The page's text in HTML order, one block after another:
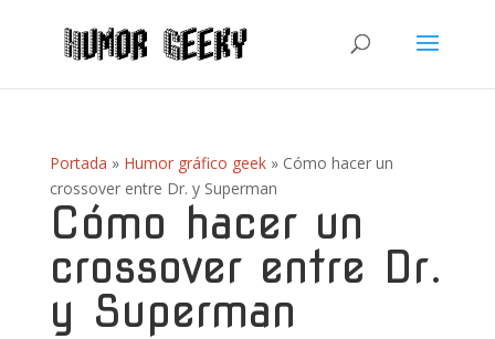
Portada » Humor gráfico geek» Cómo hacer un
crossover entre Dr. y Superman
Cómo hacer un
crossover entre Dr.
y Superman